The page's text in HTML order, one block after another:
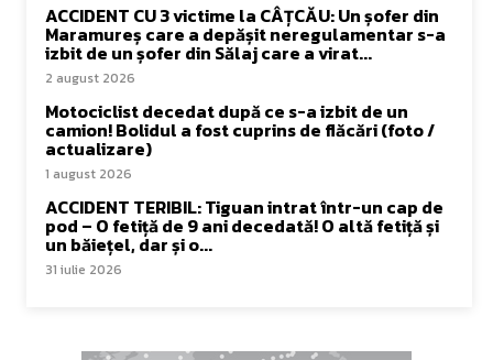
ACCIDENT CU 3 victime la CÂȚCĂU: Un șofer din
Maramureș care a depășit neregulamentar s-a
izbit de un șofer din Sălaj care a virat...
2 august 2026
Motociclist decedat după ce s-a izbit de un
camion! Bolidul a fost cuprins de flăcări (foto /
actualizare)
1 august 2026
ACCIDENT TERIBIL: Tiguan intrat într-un cap de
pod – O fetiță de 9 ani decedată! O altă fetiță și
un băiețel, dar și o...
31 iulie 2026